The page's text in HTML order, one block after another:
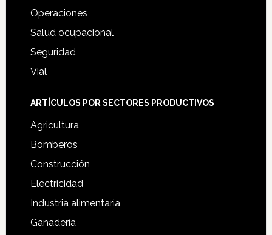
Operaciones
Salud ocupacional
Seguridad
Vial
ARTÍCULOS POR SECTORES PRODUCTIVOS
Agricultura
Bomberos
Construcción
Electricidad
Industria alimentaria
Ganadería